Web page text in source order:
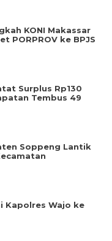
KONI Makassar
PORPROV ke BPJS
Surplus Rp130
Tembus 49
Soppeng Lantik
Kapolres Wajo ke